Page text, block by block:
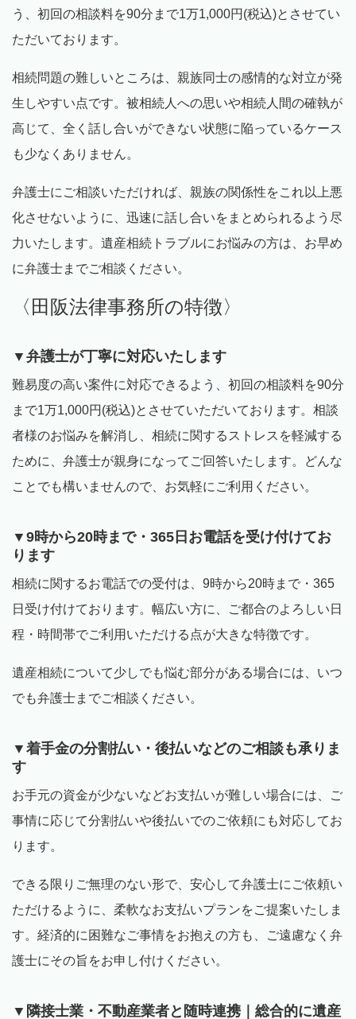
う、初回の相談料を90分まで1万1,000円 (税込)とさせてい
ただいております。
相続問題の難しいところは、親族同士の感情的な対立が発
生しやすい点です。被相続人への思いや相続人間の確執が
高じて、全く話し合いができない状態に陥っているケース
も少なくありません。
弁護士にご相談いただければ、親族の関係性をこれ以上悪
化させないように、迅速に話し合いをまとめられるよう尽
力いたします。遺産相続トラブルにお悩みの方は、お早め
に弁護士までご相談ください。
〈田阪法律事務所の特徴〉
▼弁護士が丁寧に対応いたします
難易度の高い案件に対応できるよう、初回の相談料を90分
まで1万1,000円 (税込)とさせていただいております。 相談
者様のお悩みを解消し、相続に関するストレスを軽減する
ために、弁護士が親身になってご回答いたします。どんな
ことでも構いませんので、お気軽にご利用ください。
▼ 9時から20時まで・ 365 日お電話を受け付けてお
ります
相続に関するお電話での受付は、9時から20時まで・ 365
日受け付けております。幅広い方に、ご都合のよろしい日
程・時間帯でご利用いただける点が大きな特徴です。
遺産相続について少しでも悩む部分がある場合には、いつ
でも弁護士までご相談ください。
▼着手金の分割払い・後払いなどのご相談も承りま
す
お手元の資金が少ないなどお支払いが難しい場合には、ご
事情に応じて分割払いや後払いでのご依頼にも対応してお
ります。
できる限りご無理のない形で、安心して弁護士にご依頼い
ただけるように、柔軟なお支払いプランをご提案いたしま
す。経済的に困難なご事情をお抱えの方も、ご遠慮なく弁
護士にその旨をお申し付けください。
▼隣接士業・不動産業者と随時連携｜総合的に遺産